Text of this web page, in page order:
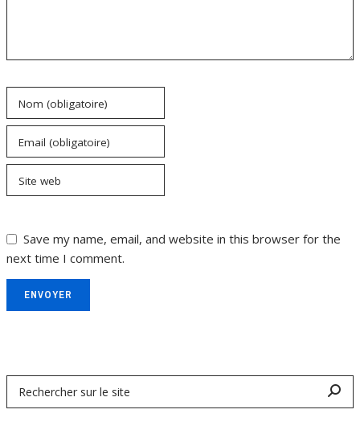
Nom (obligatoire)
Email (obligatoire)
Site web
Save my name, email, and website in this browser for the
next time I comment.
ENVOYER